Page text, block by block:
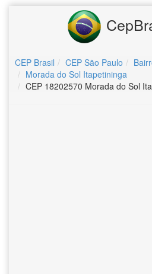
CEP Brasil CEP São Paulo
Morada do Sol Itapetininga
CEP 18202570 Morada do Sol